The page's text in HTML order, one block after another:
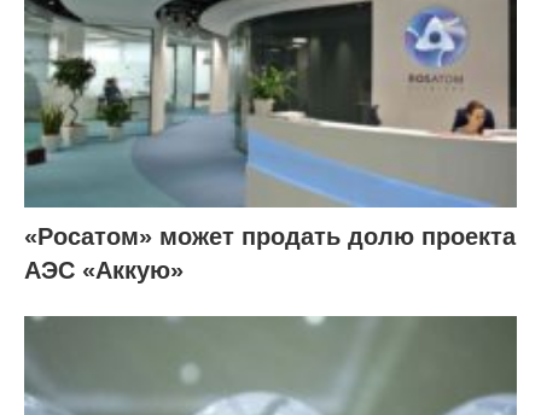
«Росатом» может продать долю проекта
АЭС «Аккую»